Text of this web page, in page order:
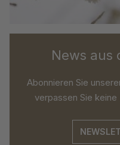
News aus
Abonnieren Sie
verpassen Sie